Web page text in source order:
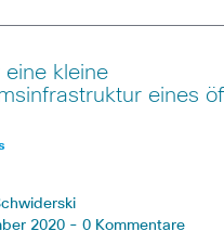
kleine
eines
2020 - 0 Kommentare